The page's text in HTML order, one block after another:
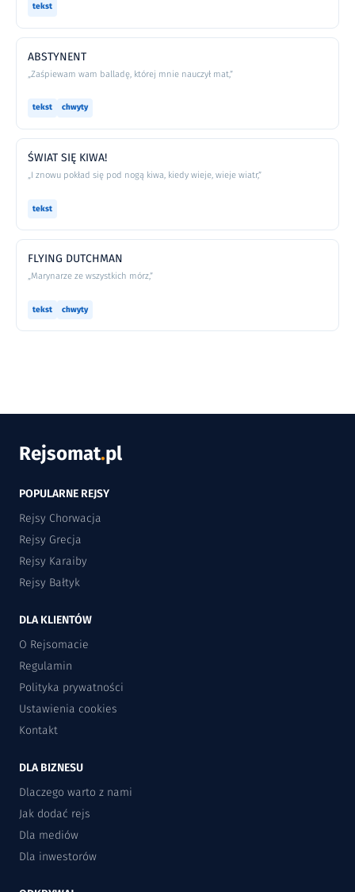
tekst
ABSTYNENT
„Zaśpiewam wam balladę, której mnie nauczył mat,”
tekst chwyty
ŚWIAT SIĘ KIWA!
„I znowu pokład się pod nogą kiwa, kiedy wieje, wieje wiatr,”
tekst
FLYING DUTCHMAN
„Marynarze ze wszystkich mórz,”
tekst chwyty
Rejsomat.pl
POPULARNE REJSY
Rejsy Chorwacja
Rejsy Grecja
Rejsy Karaiby
Rejsy Bałtyk
DLA KLIENTÓW
O Rejsomacie
Regulamin
Polityka prywatności
Ustawienia cookies
Kontakt
DLA BIZNESU
Dlaczego warto z nami
Jak dodać rejs
Dla mediów
Dla inwestorów